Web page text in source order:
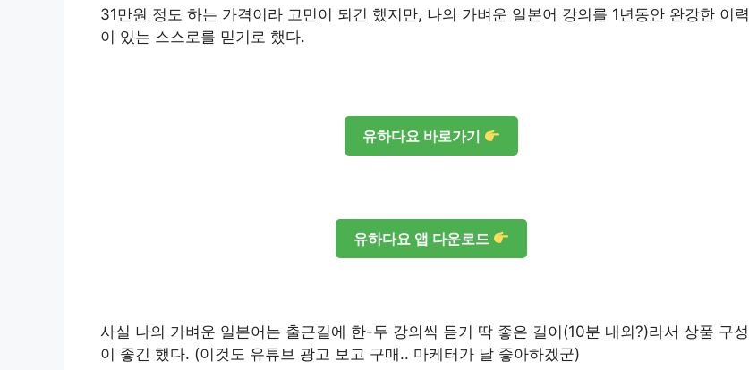
31만원 정도 하는 가격이라 고민이 되긴 했지만, 나의 가벼운 일본어 강의를 1년동안 완강한 이력
이 있는 스스로를 믿기로 했다.
유하다요 바로가기
유하다요 앱 다운로드
사실 나의 가벼운 일본어는 출근길에 한-두 강의씩 듣기 딱 좋은 길이(10분 내외?)라서 상품 구성
이 좋긴 했다. (이것도 유튜브 광고 보고 구매.. 마케터가 날 좋아하겠군)